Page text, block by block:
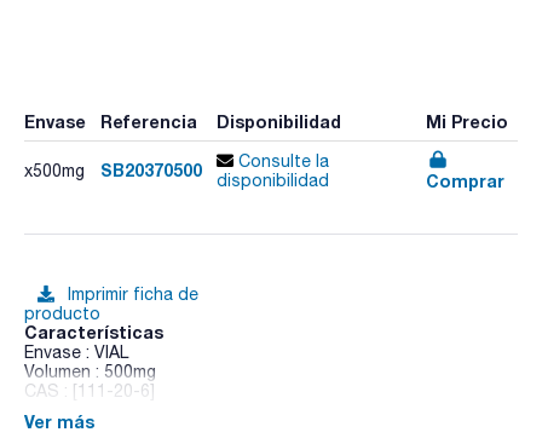
Envase Referencia Disponibilidad Mi Precio
x500mg SB20370500
Consulte la
disponibilidad
Comprar
Imprimir ficha de
producto
Características
Envase : VIAL
Volumen : 500mg
CAS : [111-20-6]
Sebacic acid
Ver más